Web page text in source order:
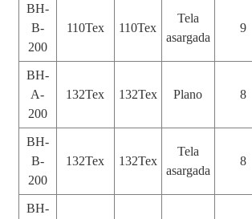
BH-
B-
200
110Tex 110Tex
Tela
asargada
9
BH-
A-
200
132Tex 132Tex Plano 8
BH-
B-
200
132Tex 132Tex
Tela
asargada
8
BH-